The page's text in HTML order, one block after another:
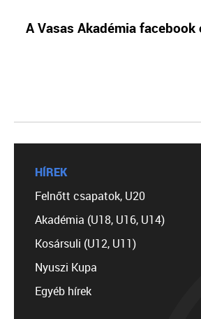
A Vasas Akadémia facebook
HÍREK
Felnőtt csapatok, U20
Akadémia (U18, U16, U14)
Kosársuli (U12, U11)
Nyuszi Kupa
Egyéb hírek